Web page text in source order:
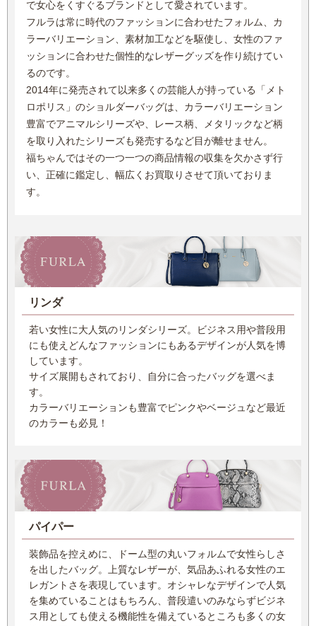
年代に入ってから日本でも急激に業績を伸ばしています。
特に、2014年に発表された「メトロポリス」は爆発的な大ヒ
ットを記録。人気のあるカラーや限定カラーは即完売になって
しまいます。
バッグも財布も非常に耐久性に優れており、なおかつ流行に左
右されないデザインの製品を比較的手頃に手に入れることがで
きるフルラは、どの世代の女性にとってもうれしい味方といえ
るでしょう。
で女心をくすぐるブランドとして愛されています。
フルラは常に時代のファッションに合わせたフォルム、カ
ラーバリエーション、素材加工などを駆使し、女性のファ
ッションに合わせた個性的なレザーグッズを作り続けてい
るのです。
2014年に発売されて以来多くの芸能人が持っている「メト
ロポリス」のショルダーバッグは、カラーバリエーション
豊富でアニマルシリーズや、レース柄、メタリックなど柄
を取り入れたシリーズも発売するなど目が離せません。
福ちゃんではその一つ一つの商品情報の収集を欠かさず行
い、正確に鑑定し、幅広くお買取りさせて頂いておりま
す。
リンダ
若い女性に大人気のリンダシリーズ。ビジネス用や普段用
にも使えどんなファッションにもあるデザインが人気を博
しています。
サイズ展開もされており、自分に合ったバッグを選べま
す。
カラーバリエーションも豊富でピンクやベージュなど最近
のカラーも必見！
パイパー
装飾品を控えめに、ドーム型の丸いフォルムで女性らしさ
を出したバッグ。上質なレザーが、気品あふれる女性のエ
レガントさを表現しています。オシャレなデザインで人気
を集めていることはもちろん、普段遣いのみならずビジネ
ス用としても使える機能性を備えているところも多くの女